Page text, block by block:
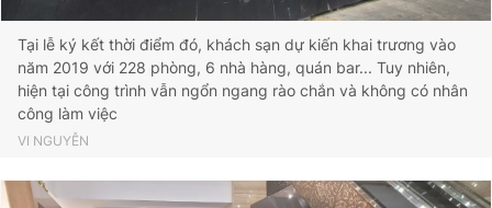
Tại lễ ký kết thời điểm đó, khách sạn dự kiến khai trương vào
năm 2019 với 228 phòng, 6 nhà hàng, quán bar... Tuy nhiên,
hiện tại công trình vẫn ngổn ngang rào chắn và không có nhân
công làm việc
VI NGUYỄN